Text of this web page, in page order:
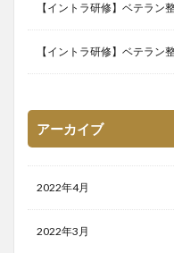
【イントラ研修】ベテラン
【イントラ研修】ベテラン
アーカイブ
2022年4月
2022年3月